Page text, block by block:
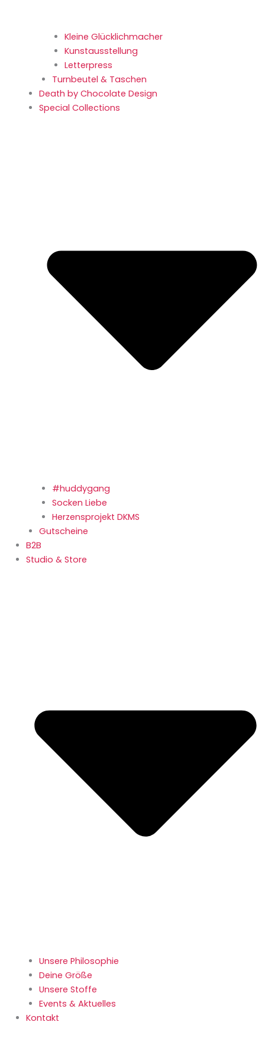
Kleine Glücklich­macher
Kunstaus­stellung
Letterpress
Turnbeutel & Taschen
Death by Chocolate Design
Special Collections
#huddygang
Socken Liebe
Herzensprojekt DKMS
Gutscheine
B2B
Studio & Store
Unsere Philosophie
Deine Größe
Unsere Stoffe
Events & Aktuelles
Kontakt